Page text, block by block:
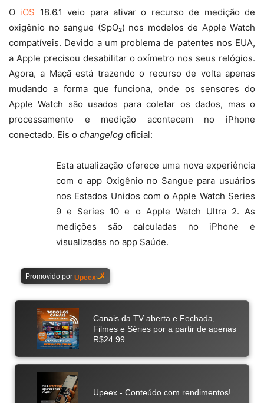
O iOS 18.6.1 veio para ativar o recurso de medição de
oxigênio no sangue (SpO₂) nos modelos de Apple Watch
compatíveis. Devido a um problema de patentes nos EUA,
a Apple precisou desabilitar o oxímetro nos seus relógios.
Agora, a Maçã está trazendo o recurso de volta apenas
mudando a forma que funciona, onde os sensores do
Apple Watch são usados para coletar os dados, mas o
processamento e medição acontecem no iPhone
conectado. Eis o changelog oficial:
Esta atualização oferece uma nova experiência
com o app Oxigênio no Sangue para usuários
nos Estados Unidos com o Apple Watch Series
9 e Series 10 e o Apple Watch Ultra 2. As
medições são calculadas no iPhone e
visualizadas no app Saúde.